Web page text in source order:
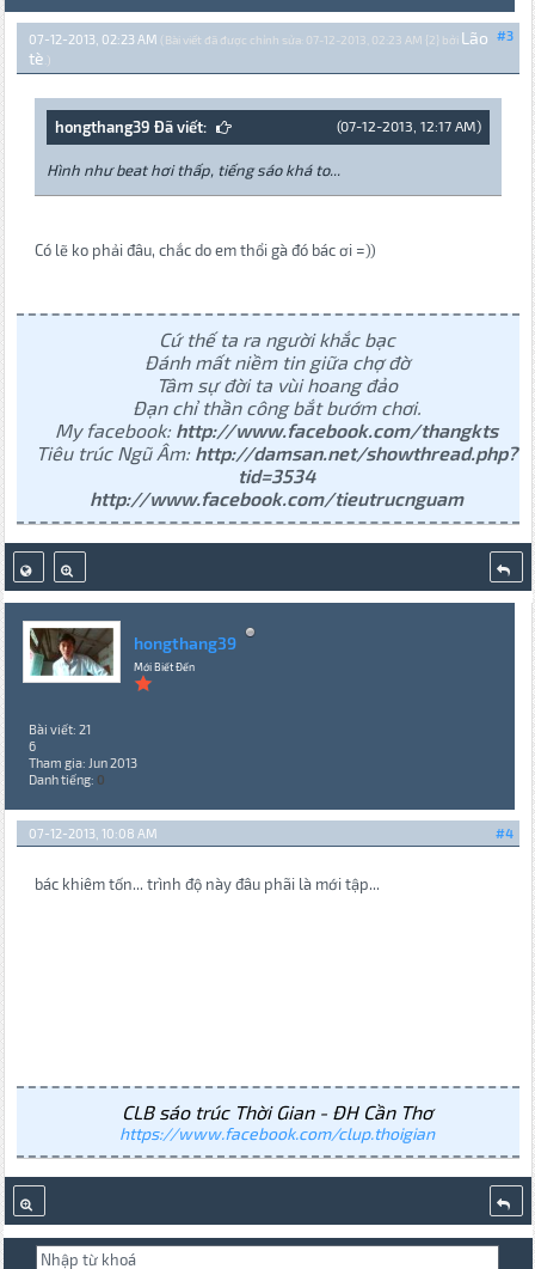
#3
07-12-2013, 02:23 AM (Bài viết đã được chỉnh sửa: 07-12-2013, 02:23 AM {2} bởi Lão
tè .)
(07-12-2013, 12:17 AM)
hongthang39 Đã viết:
Hình như beat hơi thấp, tiếng sáo khá to...
Có lẽ ko phải đâu, chắc do em thổi gà đó bác ơi =))
Cứ thế ta ra người khắc bạc
Đánh mất niềm tin giữa chợ đờ
Tâm sự đời ta vùi hoang đảo
Đạn chỉ thần công bắt bướm chơi.
My facebook: http://www.facebook.com/thangkts
Tiêu trúc Ngũ Âm: http://damsan.net/showthread.php?
tid=3534
http://www.facebook.com/tieutrucnguam
hongthang39
Mới Biết Đến
Bài viết: 21
6
Tham gia: Jun 2013
Danh tiếng: 0
#4
07-12-2013, 10:08 AM
bác khiêm tốn... trình độ này đâu phãi là mới tập...
CLB sáo trúc Thời Gian - ĐH Cần Thơ
https://www.facebook.com/clup.thoigian